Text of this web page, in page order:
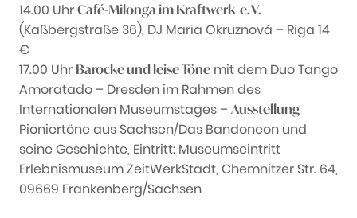
14.00 Uhr Café-Milonga im Kraftwerk e. V.
(Kaßbergstraße 36), DJ Maria Okruznová – Riga 14
€
17.00 Uhr Barocke und leise Töne mit dem Duo Tango
Amoratado – Dresden im Rahmen des
Internationalen Museumstages – Ausstellung
Pioniertöne aus Sachsen/Das Bandoneon und
seine Geschichte, Eintritt: Museumseintritt
Erlebnismuseum ZeitWerkStadt, Chemnitzer Str. 64,
09669 Frankenberg/Sachsen